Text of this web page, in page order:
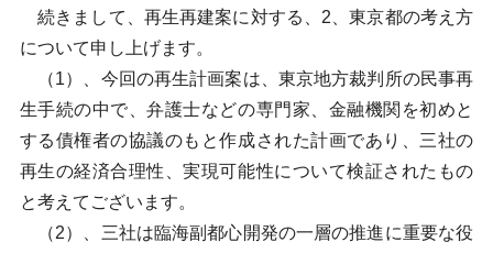
続きまして、再生再建案に対する、2、東京都の考え方
について申し上げます。
（1）、今回の再生計画案は、東京地方裁判所の民事再
生手続の中で、弁護士などの専門家、金融機関を初めと
する債権者の協議のもと作成された計画であり、三社の
再生の経済合理性、実現可能性について検証されたもの
と考えてございます。
（2）、三社は臨海副都心開発の一層の推進に重要な役